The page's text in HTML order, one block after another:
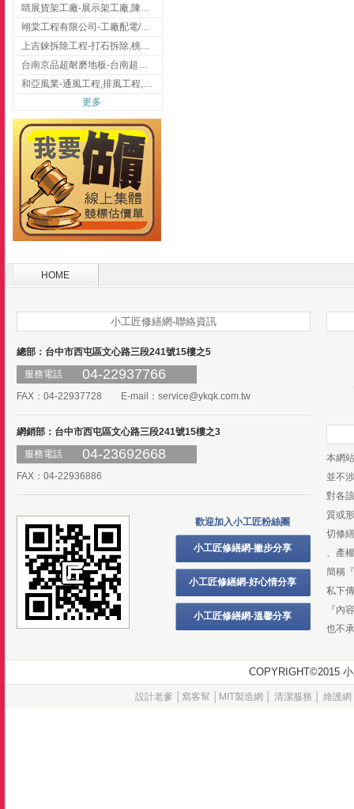
睛展貨架工廠-展示架工廠,陳列架,台中展示架工廠
翊棠工程有限公司-工廠配電/高雄消防機電公司
上吉錸拆除工程-打石拆除,桃園打石拆除,桃園拆除工程
台南京品超耐磨地板-台南超耐磨地板
和亞風業-通風工程,排風工程,彰化通風工程,彰化排風工程
更多
HOME
小工匠修繕網-聯絡資訊
總部：台中市西屯區文心路三段241號15樓之5
服務電話
04-22937766
FAX：04-22937728 E-mail： service@ykqk.com.tw
網銷部：台中市西屯區文心路三段241號15樓之3
服務電話
04-23692668
FAX：04-22936886
歡迎加入小工匠粉絲團
小工匠修繕網-撇步分享
小工匠修繕網-好心情分享
小工匠修繕網-溫馨分享
本網
並不
對各
質或
切修
、產
簡稱
私下
『內
也不
設計老爹 窩客幫│ MIT製造網 清潔服務 維護網